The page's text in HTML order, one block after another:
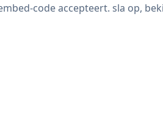
code accepteert. sla op,